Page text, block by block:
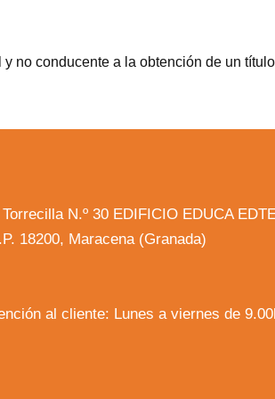
no conducente a la obtención de un
N.º 30 EDIFICIO EDUCA
18200, Maracena (Granada)
al cliente: Lunes a viernes de